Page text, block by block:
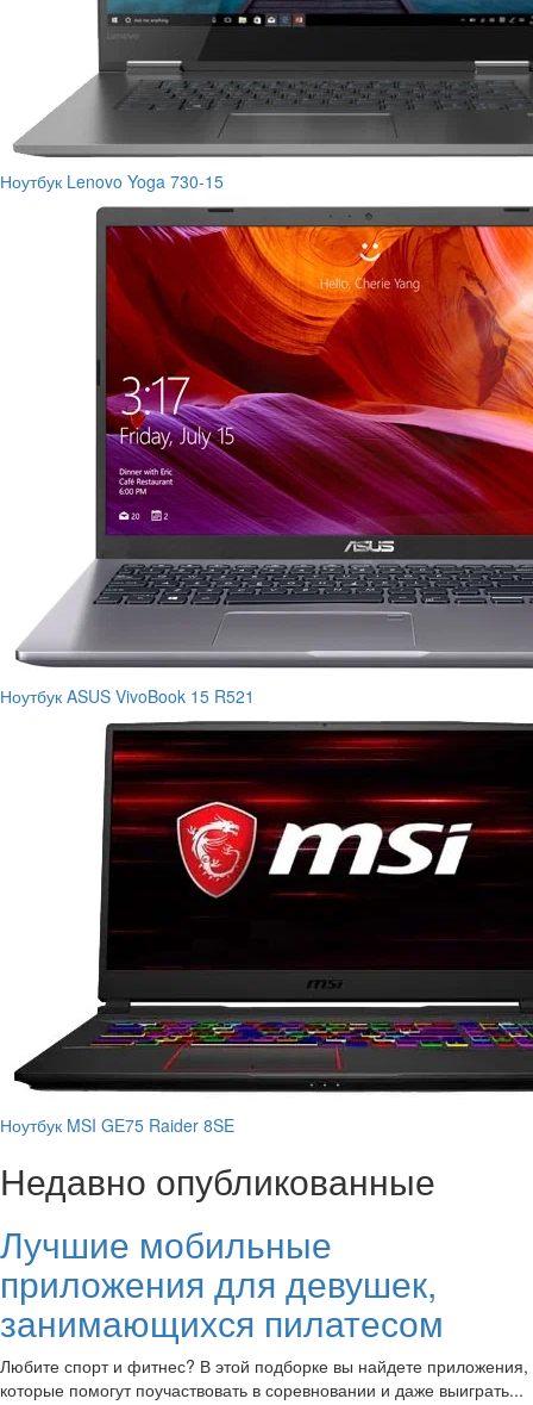
Ноутбук Lenovo Yoga 730-15
Ноутбук ASUS VivoBook 15 R521
Ноутбук MSI GE75 Raider 8SE
Недавно опубликованные
Лучшие мобильные
приложения для девушек,
занимающихся пилатесом
Любите спорт и фитнес? В этой подборке вы найдете приложения,
которые помогут поучаствовать в соревновании и даже выиграть...